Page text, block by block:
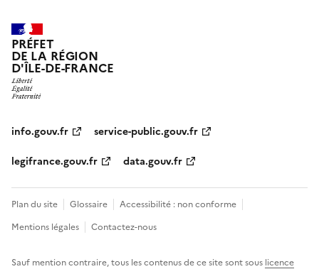
PRÉFET
DE LA RÉGION
D'ÎLE-DE-FRANCE
info.gouv.fr
service-public.gouv.fr
legifrance.gouv.fr
data.gouv.fr
Plan du site Glossaire
Accessibilité : non conforme
Mentions légales
Contactez-nous
Sauf mention contraire, tous les contenus de ce site sont sous licence